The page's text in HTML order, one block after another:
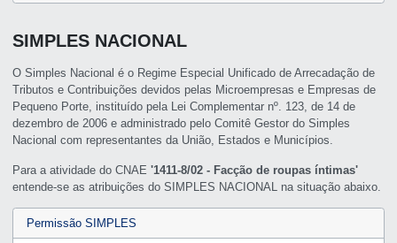
SIMPLES NACIONAL
O Simples Nacional é o Regime Especial Unificado de Arrecadação de
Tributos e Contribuições devidos pelas Microempresas e Empresas de
Pequeno Porte, instituído pela Lei Complementar nº. 123, de 14 de
dezembro de 2006 e administrado pelo Comitê Gestor do Simples
Nacional com representantes da União, Estados e Municípios.
Para a atividade do CNAE'1411-8/02 - Facção de roupas íntimas'
entende-se as atribuições do SIMPLES NACIONAL na situação abaixo.
Permissão SIMPLES